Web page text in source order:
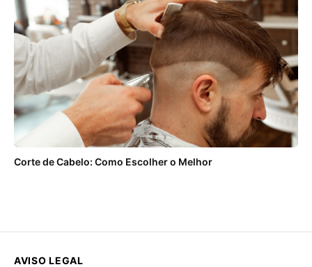
Corte de Cabelo: Como Escolher o Melhor
AVISO LEGAL